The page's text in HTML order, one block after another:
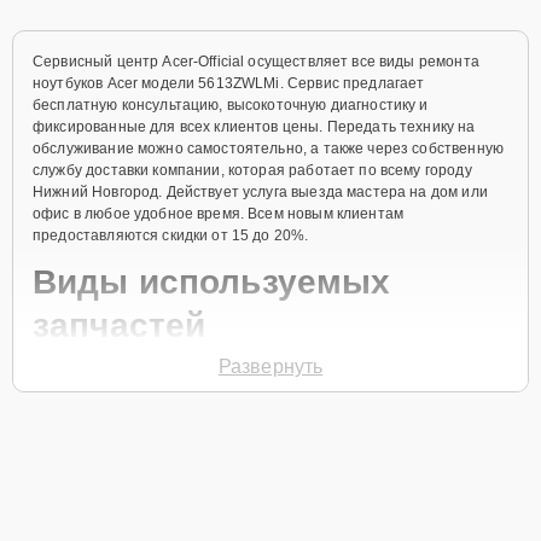
Сервисный центр Acer-Official осуществляет все виды ремонта
ноутбуков Acer модели 5613ZWLMi. Сервис предлагает
бесплатную консультацию, высокоточную диагностику и
фиксированные для всех клиентов цены. Передать технику на
обслуживание можно самостоятельно, а также через собственную
службу доставки компании, которая работает по всему городу
Нижний Новгород. Действует услуга выезда мастера на дом или
офис в любое удобное время. Всем новым клиентам
предоставляются скидки от 15 до 20%.
Виды используемых
запчастей
Для ремонта ноутбука модели 5613ZWLMi предлагаются как
Развернуть